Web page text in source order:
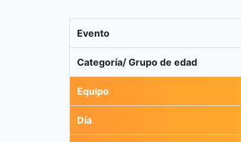
Evento
Categoría/ Grupo de edad
Equipo
Día